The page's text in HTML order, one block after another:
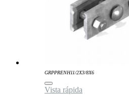
GRPPRENH11/2X3/8X6
Vista rápida